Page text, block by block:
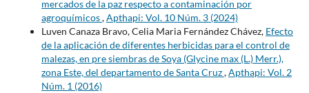
mercados de la paz respecto a contaminación por
agroquímicos,Apthapi: Vol. 10 Núm. 3 (2024)
Luven Canaza Bravo, Celia Maria Fernández Chávez, Efecto
de la aplicación de diferentes herbicidas para el control de
malezas, en pre siembras de Soya (Glycine max (L.) Merr.),
zona Este, del departamento de Santa Cruz,Apthapi: Vol. 2
Núm. 1 (2016)